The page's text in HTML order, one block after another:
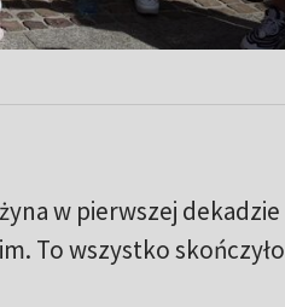
w pierwszej dekadzie
To wszystko skończyło